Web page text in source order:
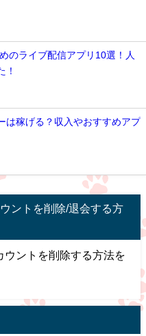
のライブ配信アプリ10選！人
！
は稼げる？収入やおすすめアプ
ントを削除/退会する方
ントを削除する方法を